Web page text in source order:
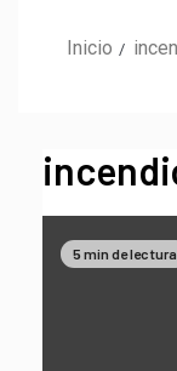
Inicio
5 min de lectura